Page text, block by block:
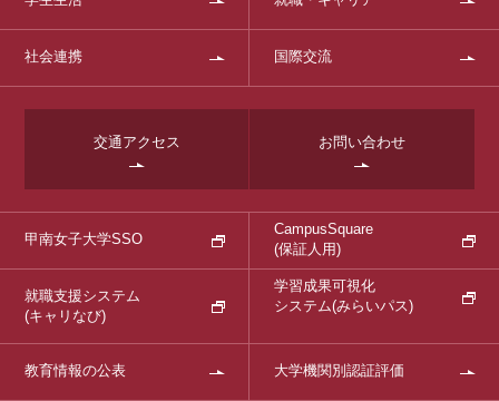
社会連携 国際交流
交通アクセス お問い合わせ
甲南女子大学SSO
CampusSquare
(保証人用)
就職支援システム
(キャリなび)
学習成果可視化
システム(みらいパス)
教育情報の公表 大学機関別認証評価